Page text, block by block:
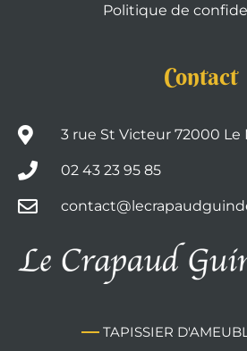
TAPISSIER
Politique de
Contact
3 rue St Victeur 72000 Le
02 43 23 95 85